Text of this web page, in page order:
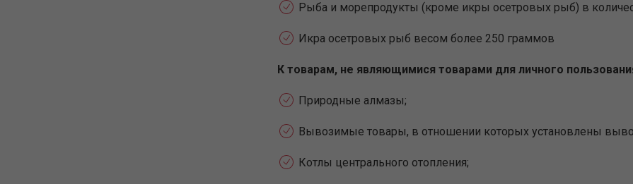
Рыба и морепродукты (кроме икры осетровых рыб) в
Икра осетровых рыб весом более 250 граммов
К товарам, не являющимися товарами для личного
Природные алмазы;
Вывозимые товары, в отношении которых установлены
Котлы центрального отопления;